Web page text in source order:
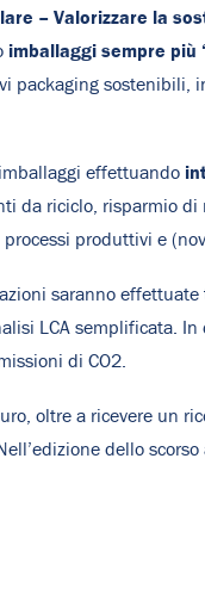
– Valorizzare la
imballaggi sempre più
sostenibili,
effettuando
riciclo, risparmio
produttivi e
saranno
LCA semplificata.
di CO2.
oltre a ricevere un
dello